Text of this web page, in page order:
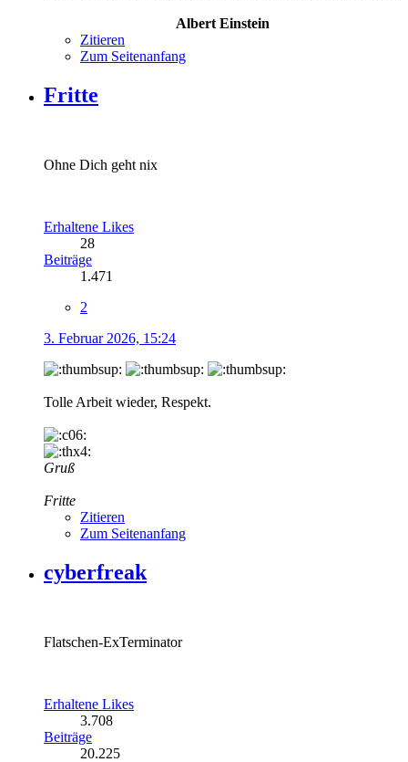
Albert Einstein
Zitieren
Zum Seitenanfang
Fritte
Ohne Dich geht nix
Erhaltene Likes
28
Beiträge
1.471
2
3. Februar 2026, 15:24
Tolle Arbeit wieder, Respekt.
Gruß
Fritte
Zitieren
Zum Seitenanfang
cyberfreak
Flatschen-ExTerminator
Erhaltene Likes
3.708
Beiträge
20.225